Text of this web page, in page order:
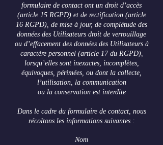
formulaire de contact ont un droit d’accès
(article 15 RGPD) et de rectification (article
16 RGPD), de mise à jour, de complétude des
données des Utilisateurs droit de verrouillage
ou d’effacement des données des Utilisateurs à
caractère personnel (article 17 du RGPD),
lorsqu’elles sont inexactes, incomplètes,
équivoques, périmées, ou dont la collecte,
l’utilisation, la communication
ou la conservation est interdite
Dans le cadre du formulaire de contact, nous
récoltons les informations suivantes :
Nom